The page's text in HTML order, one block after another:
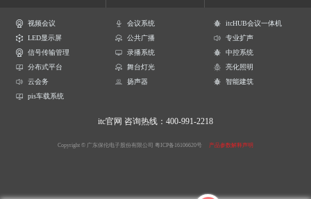
视频会议 会议系统
itcHUB会议一体机
LED显示屏
公共广播
专业扩声
信号传输管理
录播系统
中控系统
分布式平台
舞台灯光
亮化照明
云会务
扬声器
智能建筑
pis车载系统
itc官网 咨询热线：400-991-2218
Copyright © 广东保伦电子股份有限公司 粤ICP备16106620号 产品参数解释声明